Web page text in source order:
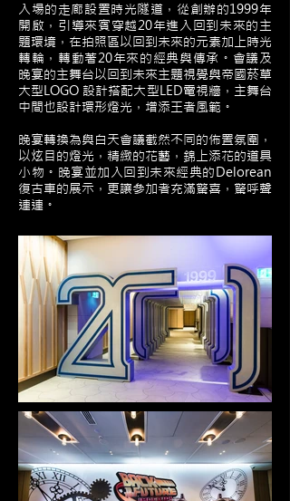
入場的走廊設置時光隧道，從創辦的1999年
開啟，引導來賓穿越20年進入回到未來的主
題環境， 在拍照區以回到未來的元素加上時光
轉輪，轉動著20年來的經典與傳承。 會議及
晚宴的主舞台以回到未來主題視覺與帝國菸草
大型LOGO 設計搭配大型LED電視牆，主舞台
中間也設計環形燈光， 增添王者風範。
晚宴轉換為與白天會議截然不同的佈置氛圍，
以炫目的燈光，精緻的花藝，錦上添花的道具
小物。晚宴並加入回到未來經典的Delorean
復古車的展示，更讓參加者充滿驚喜，驚呼聲
連連。